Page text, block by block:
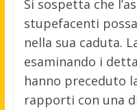
Si sospetta che
stupefacenti
nella sua caduta.
esaminando i
hanno preceduto
rapporti con una